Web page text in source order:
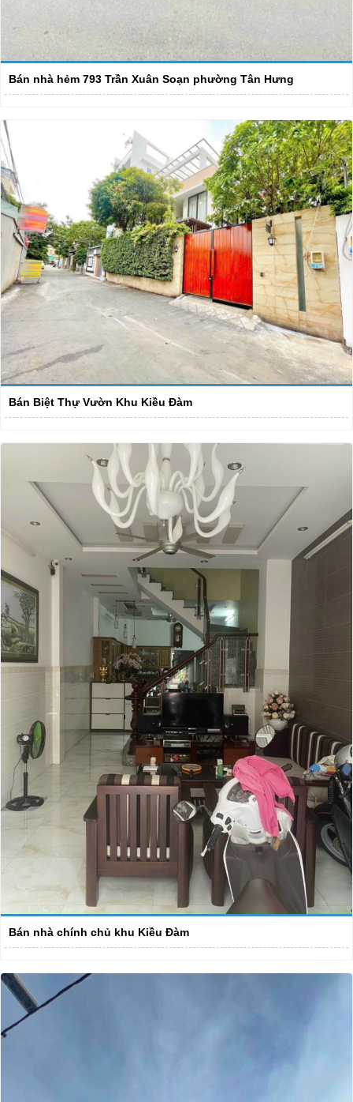
Bán nhà hẻm 793 Trần Xuân Soạn phường Tân Hưng
Bán Biệt Thự Vườn Khu Kiều Đàm
Bán nhà chính chủ khu Kiều Đàm